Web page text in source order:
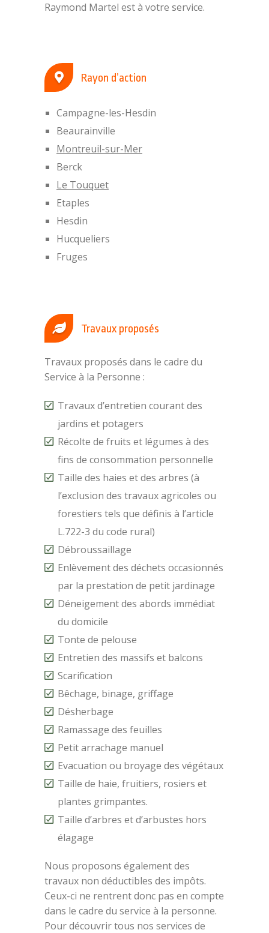
Raymond Martel est à votre service.
Rayon d’action
Campagne-les-Hesdin
Beaurainville
Montreuil-sur-Mer
Berck
Le Touquet
Etaples
Hesdin
Hucqueliers
Fruges
Travaux proposés
Travaux proposés dans le cadre du
Service à la Personne :
Travaux d’entretien courant des
jardins et potagers
Récolte de fruits et légumes à des
fins de consommation personnelle
Taille des haies et des arbres (à
l’exclusion des travaux agricoles ou
forestiers tels que définis à l’article
L.722-3 du code rural)
Débroussaillage
Enlèvement des déchets occasionnés
par la prestation de petit jardinage
Déneigement des abords immédiat
du domicile
Tonte de pelouse
Entretien des massifs et balcons
Scarification
Bêchage, binage, griffage
Désherbage
Ramassage des feuilles
Petit arrachage manuel
Evacuation ou broyage des végétaux
Taille de haie, fruitiers, rosiers et
plantes grimpantes.
Taille d’arbres et d’arbustes hors
élagage
Nous proposons également des
travaux non déductibles des impôts.
Ceux-ci ne rentrent donc pas en compte
dans le cadre du service à la personne.
Pour découvrir tous nos services de